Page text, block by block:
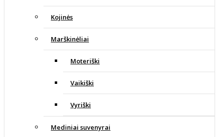
Kojinės
Marškinėliai
Moteriški
Vaikiški
Vyriški
Mediniai suvenyrai